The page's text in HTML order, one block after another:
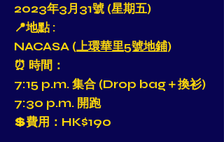
2023年3月31號 (星期五)
📍地點 :
NACASA (上環華里5號地鋪)
⏰ 時間：
7:15 p.m. 集合 (Drop bag＋換衫)
7:30 p.m. 開跑
💲費用：HK$190